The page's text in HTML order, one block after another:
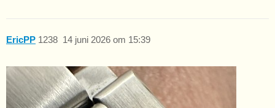
EricPP 14 juni 2026 om 15:39
1238